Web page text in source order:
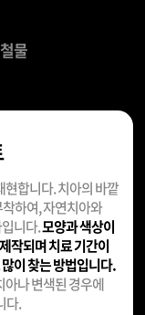
물
현합니다.치아의 바깥
하여, 자연치아와
니다.모양과 색상이
작되며치료 기간이
이 찾는 방법입니다.
아나 변색된 경우에
다.